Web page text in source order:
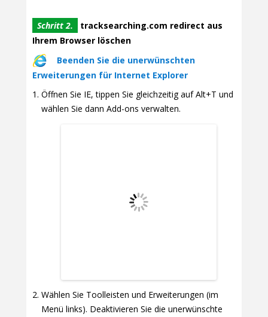
Schritt 2.
tracksearching.com redirect aus
Ihrem Browser löschen
Beenden Sie die unerwünschten
Erweiterungen für Internet Explorer
Öffnen Sie IE, tippen Sie gleichzeitig auf Alt+T und
wählen Sie dann Add-ons verwalten.
Wählen Sie Toolleisten und Erweiterungen (im
Menü links). Deaktivieren Sie die unerwünschte